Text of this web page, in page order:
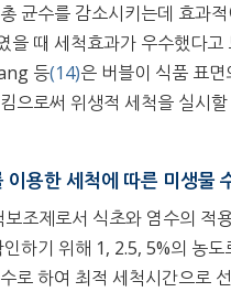
균수를 감소시키는데 효과
을 때 세척효과가 우수했다고
등(14)은 버블이 식품 표면
으로써 위생적 세척을 실시
이용한 세척에 따른 미생물
조제로서 식초와 염수의 적
하기 위해 1, 2.5, 5%의 농도
로 하여 최적 세척시간으로